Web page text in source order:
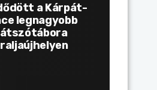
a Kárpát-
legnagyobb